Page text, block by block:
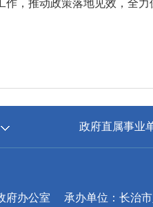
，推动政策落地见效，全力
政府直属事业
府办公室 承办单位：长治